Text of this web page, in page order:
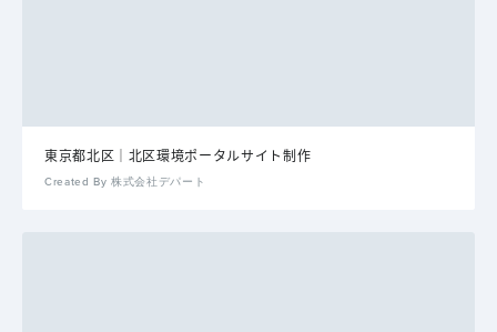
東京都北区｜北区環境ポータルサイト制作
Created By 株式会社デパート